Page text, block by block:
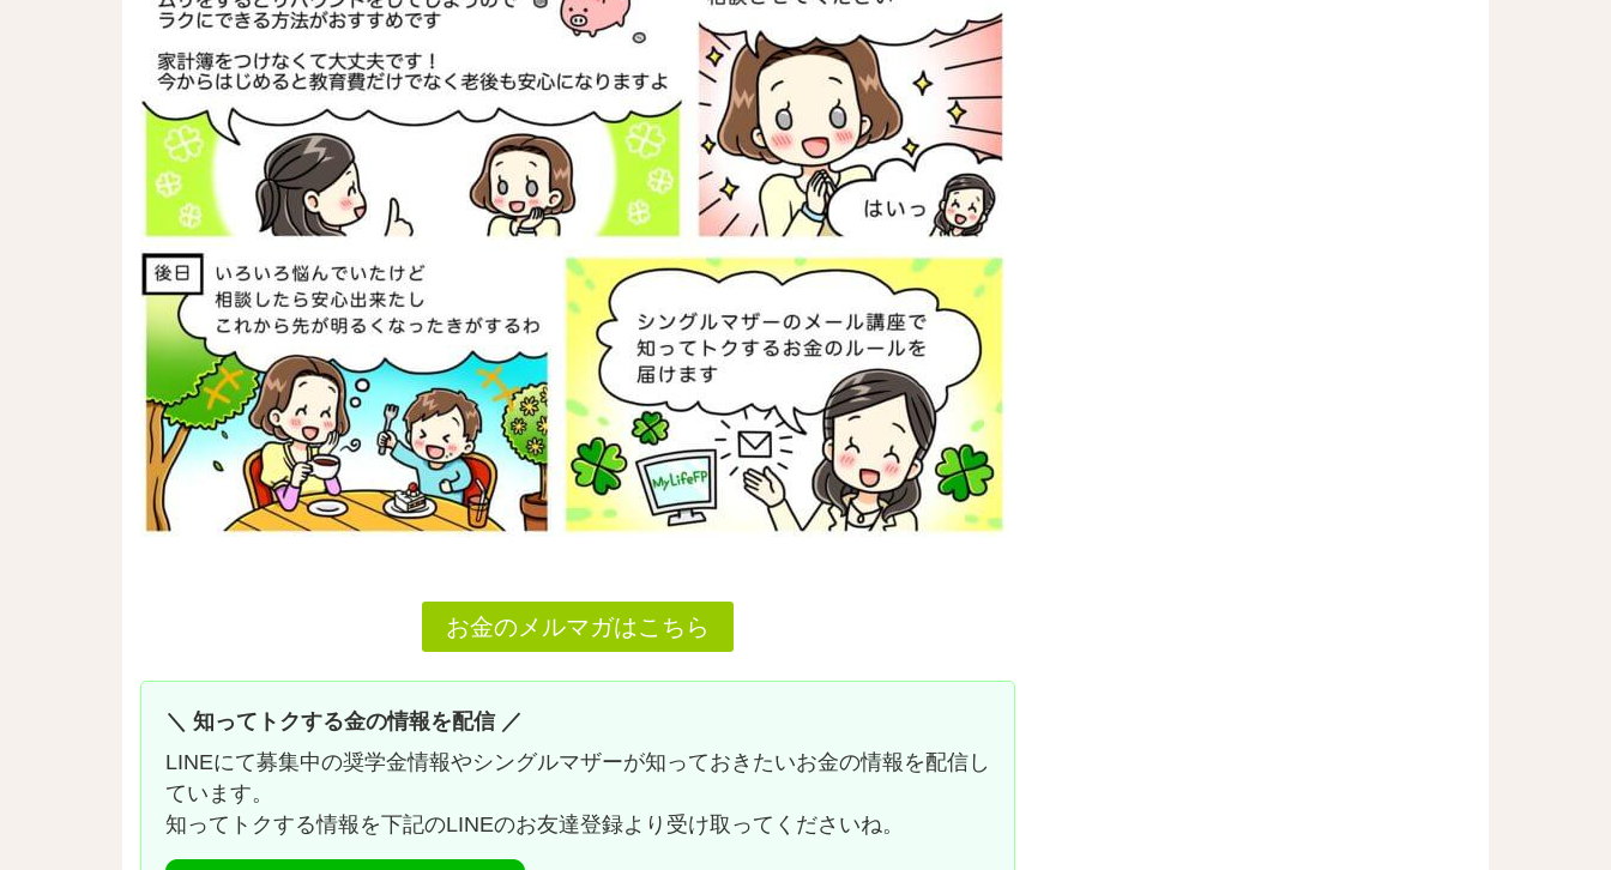
お金のメルマガはこちら
＼ 知ってトクする金の情報を配信 ／
LINEにて募集中の奨学金情報やシングルマザーが知っておきたいお金の情報を配信し
ています。
知ってトクする情報を下記のLINEのお友達登録より受け取ってくださいね。